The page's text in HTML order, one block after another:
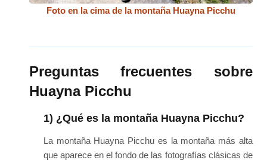
Foto en la cima de la montaña Huayna Picchu
Preguntas frecuentes sobre
Huayna Picchu
1) ¿Qué es la montaña Huayna Picchu?
La montaña Huayna Picchu es la montaña más alta
que aparece en el fondo de las fotografías clásicas de